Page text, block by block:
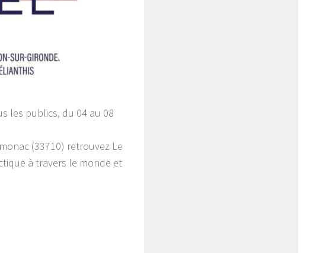
les publics, du 04 au 08
(33710) retrouvez Le
à travers le monde et